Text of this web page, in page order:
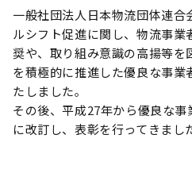
一般社団法人日本物流団体連
ルシフト促進に関し、物流事
奨や、取り組み意識の高揚等を
を積極的に推進した優良な事業
たしました｡
その後、平成27年から優良な
に改訂し、表彰を行ってきまし